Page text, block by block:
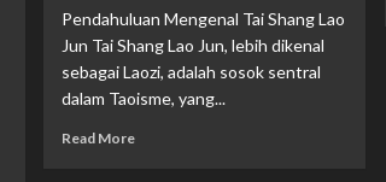
Pendahuluan Mengenal Tai Shang Lao
Jun Tai Shang Lao Jun, lebih dikenal
sebagai Laozi, adalah sosok sentral
dalam Taoisme, yang...
Read More